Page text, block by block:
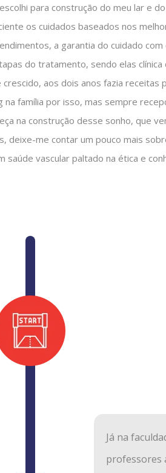
para construção do meu lar e
os cuidados baseados nos
a garantia do cuidado
do tratamento, sendo elas
aos dois anos fazia receitas
família por isso, mas sempre
na construção desse sonho, que
deixe-me contar um pouco mais
vascular paltado na ética e
Já na
professores